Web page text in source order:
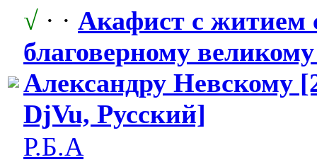
√ · · Акафист с житием
благоверному
Александру Невскому
DjVu, Русский]
Р.Б.А